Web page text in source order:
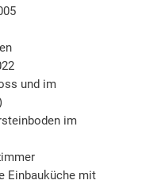
und im
im
Einbauküche mit